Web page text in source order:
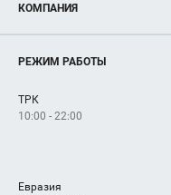
Новости
Магазины
Услуги
КОМПАНИЯ
Рекламодателям
Как добраться
РЕЖИМ РАБОТЫ
ТРК
10:00 - 22:00
Евразия